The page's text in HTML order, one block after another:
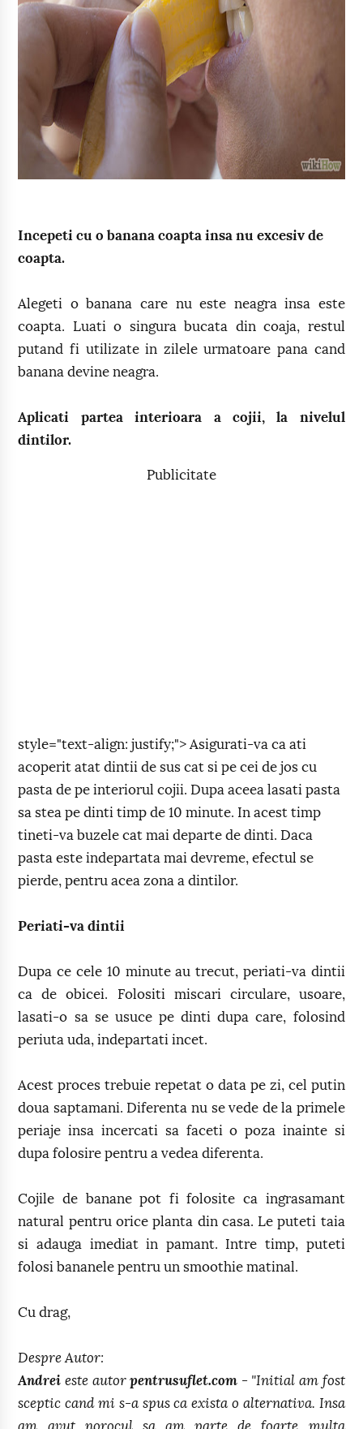
Incepeti cu o banana coapta insa nu excesiv de
coapta.
Alegeti o banana care nu este neagra insa este
coapta. Luati o singura bucata din coaja, restul
putand fi utilizate in zilele urmatoare pana cand
banana devine neagra.
Aplicati partea interioara a cojii, la nivelul
dintilor.
Publicitate
style="text-align: justify;"> Asigurati-va ca ati
acoperit atat dintii de sus cat si pe cei de jos cu
pasta de pe interiorul cojii. Dupa aceea lasati pasta
sa stea pe dinti timp de 10 minute. In acest timp
tineti-va buzele cat mai departe de dinti. Daca
pasta este indepartata mai devreme, efectul se
pierde, pentru acea zona a dintilor.
Periati-va dintii
Dupa ce cele 10 minute au trecut, periati-va dintii
ca de obicei. Folositi miscari circulare, usoare,
lasati-o sa se usuce pe dinti dupa care, folosind
periuta uda, indepartati incet.
Acest proces trebuie repetat o data pe zi, cel putin
doua saptamani. Diferenta nu se vede de la primele
periaje insa incercati sa faceti o poza inainte si
dupa folosire pentru a vedea diferenta.
Cojile de banane pot fi folosite ca ingrasamant
natural pentru orice planta din casa. Le puteti taia
si adauga imediat in pamant. Intre timp, puteti
folosi bananele pentru un smoothie matinal.
Cu drag,
Despre Autor:
Andrei este autorpentrusuflet.com - "Initial am fost
sceptic cand mi s-a spus ca exista o alternativa. Insa
am avut norocul sa am parte de foarte multa